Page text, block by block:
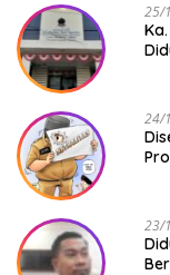
25/
24/
23/